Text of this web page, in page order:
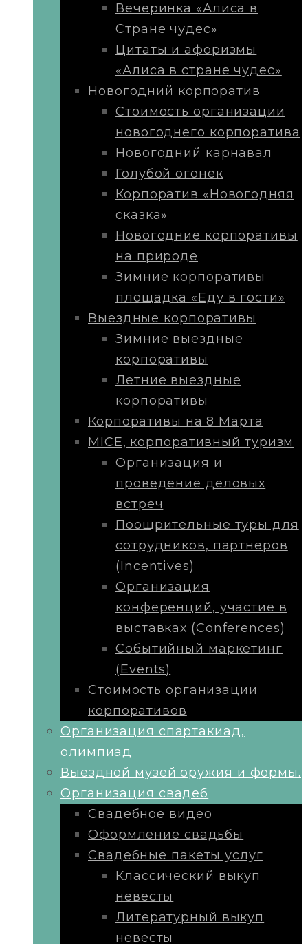
Вечеринка «Алиса в
Стране чудес»
Цитаты и афоризмы
«Алиса в стране чудес»
Новогодний корпоратив
Стоимость организации
новогоднего корпоратива
Новогодний карнавал
Голубой огонек
Корпоратив «Новогодняя
сказка»
Новогодние корпоративы
на природе
Зимние корпоративы
площадка «Еду в гости»
Выездные корпоративы
Зимние выездные
корпоративы
Летние выездные
корпоративы
Корпоративы на 8 Марта
MICE, корпоративный туризм
Организация и
проведение деловых
встреч
Поощрительные туры для
сотрудников, партнеров
(Incentives)
Организация
конференций, участие в
выставках (Conferences)
Событийный маркетинг
(Events)
Стоимость организации
корпоративов
Организация спартакиад,
олимпиад
Выездной музей оружия и формы.
Организация свадеб
Свадебное видео
Оформление свадьбы
Свадебные пакеты услуг
Классический выкуп
невесты
Литературный выкуп
невесты